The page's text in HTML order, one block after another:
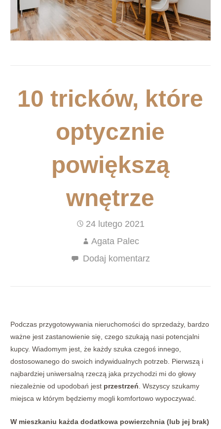
10 tricków, które
optycznie
powiększą
wnętrze
24 lutego 2021
Agata Palec
Dodaj komentarz
Podczas przygotowywania nieruchomości do sprzedaży, bardzo
ważne jest zastanowienie się, czego szukają nasi potencjalni
kupcy. Wiadomym jest, że każdy szuka czegoś innego,
dostosowanego do swoich indywidualnych potrzeb. Pierwszą i
najbardziej uniwersalną rzeczą jaka przychodzi mi do głowy
niezależnie od upodobań jest przestrzeń. Wszyscy szukamy
miejsca w którym będziemy mogli komfortowo wypoczywać.
W mieszkaniu każda dodatkowa powierzchnia (lub jej brak)